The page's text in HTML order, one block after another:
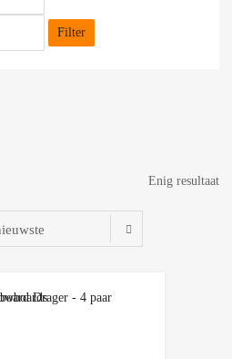
Enig resultaat
Filter